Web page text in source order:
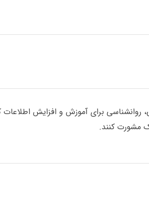
برای آموزش و افزایش اطلاعات
مشورت کنند.